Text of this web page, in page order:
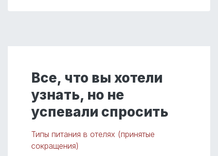
Все, что вы хотели
узнать, но не
успевали спросить
Типы питания в отелях (принятые
сокращения)